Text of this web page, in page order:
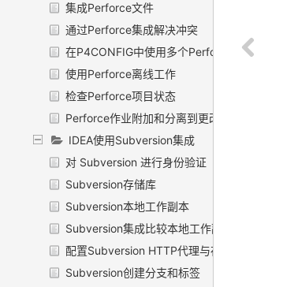
集成Perforce文件
通过Perforce集成解决冲突
在P4CONFIG中使用多个Perforce库
使用Perforce离线工作
检查Perforce项目状态
Perforce作业附加和分离到更改列表
IDEA使用Subversion集成
对 Subversion 进行身份验证
Subversion存储库
Subversion本地工作副本
Subversion集成比较本地工作副本文件与分支
配置Subversion HTTP代理与存储库
Subversion创建分支和标签